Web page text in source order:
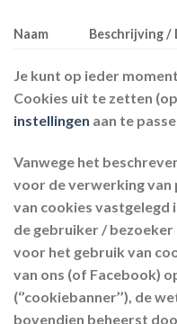
Naam Beschrijving /
Je kunt op ieder
Cookies uit te zetten
instellingen aan te
Vanwege het
voor de verwerking van
van cookies vastgelegd
de gebruiker /
voor het gebruik van
van ons (of Facebook)
(‘’cookiebanner’’), de
bovendien beheerst